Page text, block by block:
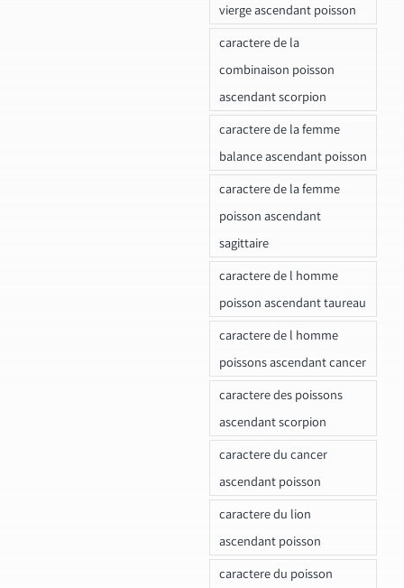
vierge ascendant poisson
caractere de la
combinaison poisson
ascendant scorpion
caractere de la femme
balance ascendant poisson
caractere de la femme
poisson ascendant
sagittaire
caractere de l homme
poisson ascendant taureau
caractere de l homme
poissons ascendant cancer
caractere des poissons
ascendant scorpion
caractere du cancer
ascendant poisson
caractere du lion
ascendant poisson
caractere du poisson